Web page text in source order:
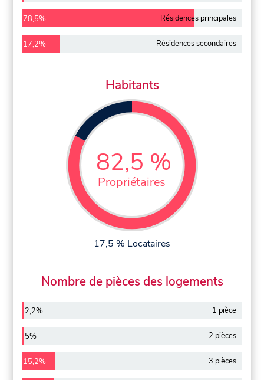
78,5% Résidences principales
17,2% Résidences secondaires
Habitants
82,5 %
Propriétaires
17,5 % Locataires
Nombre de pièces des logements
2,2% 1 pièce
5% 2 pièces
15,2% 3 pièces